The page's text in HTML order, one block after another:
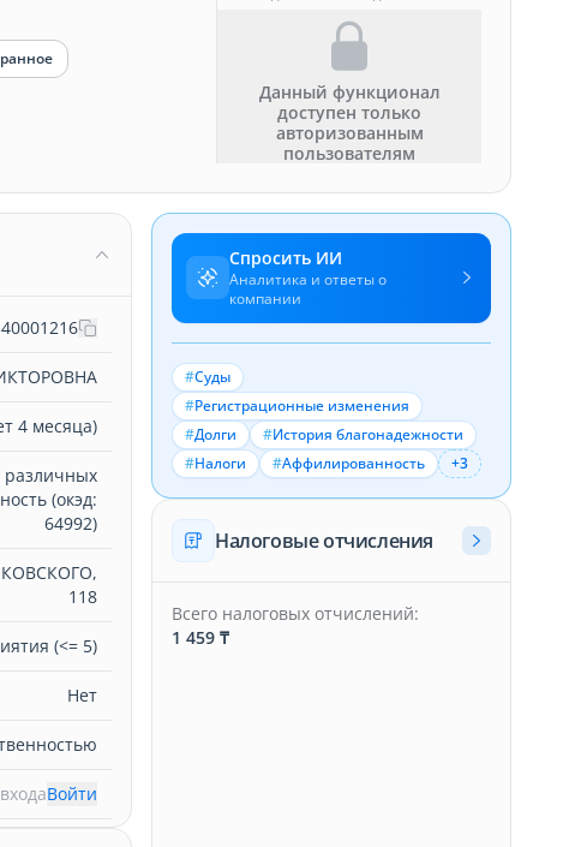
Данный функционал
доступен только
авторизованным
пользователям
4 месяца)
различных
(окэд:
64992)
118
(<= 5)
Нет
Войти
Спросить ИИ
Аналитика и ответы о
компании
#Суды
#Регистрационные изменения
#Долги #История благонадежности
#Налоги #Аффилированность +3
Налоговые отчисления
Всего налоговых отчислений:
1 459 ₸